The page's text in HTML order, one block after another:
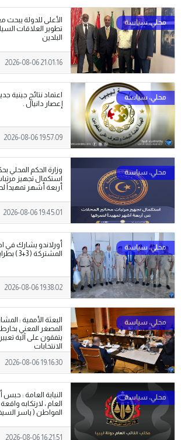
الأعلى للدولة يبحث
تطوير العلاقات
البلدين
2026-08-06 21:01:16
اعتماد نتائج جينية
إعصار دانيال .
2026-08-06 19:57:09
وزارة الحكم المحلي
استكمال تجهيز
أربعة أشهر تمهيداً
2026-08-06 19:45:01
أورلاندو يشارك في
المشتركة ( 3+3 ) بطرابلس .
2026-08-06 19:38:02
البعثة الأممية :
المصغر المعني
يتفقون على آلية
الانتخابات
2026-08-06 19:16:30
النيابة العامة : حبس
العام ، لارتكابه
المواطن ( ياسر
2026-08-06 16:21:51